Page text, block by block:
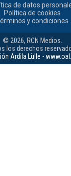
de datos
Política de cookies
y condiciones
© 2026, RCN Medios.
los derechos
Ardila Lülle -